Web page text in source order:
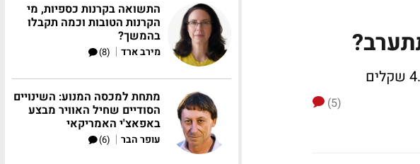
(5)
התשואה בקרנות כספיות, מי
הקרנות הטובות וכמה תקבלו
בהמשך?
מירב ארד |
(8)
מתחת למכסה המנוע: השינויים
הסודיים שחיל האוויר מבצע
באפאצ'י האמריקאי
עופר הבר |
(6)